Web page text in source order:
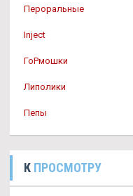
Пероральные
Inject
ГоРмошки
Липолики
Пепы
К ПРОСМОТРУ